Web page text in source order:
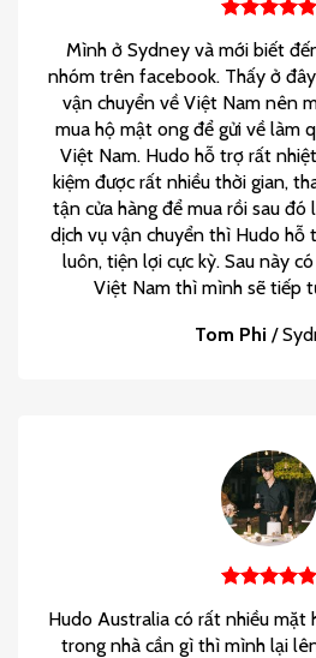
Mình ở Sydney và mới biết
nhóm trên facebook. Thấy ở
vận chuyển về Việt Nam nên
mua hộ mật ong để gửi về làm
Việt Nam. Hudo hỗ trợ rất
kiệm được rất nhiều thời gian,
tận cửa hàng để mua rồi sau
dịch vụ vận chuyển thì Hudo hỗ
luôn, tiện lợi cực kỳ. Sau này
Việt Nam thì mình sẽ tiếp
Tom Phi /
Hudo Australia có rất nhiều mặt
trong nhà cần gì thì mình lại